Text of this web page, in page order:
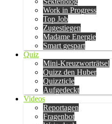
Work in Progress
Top Job
Zugestiegen
Madame Energie
Smart gespart
Quiz
Mini-Kreuzworträtsel
Quizz den Huber
Quizzticle
Aufgedeckt
Videos
Reportagen
Fragenbot